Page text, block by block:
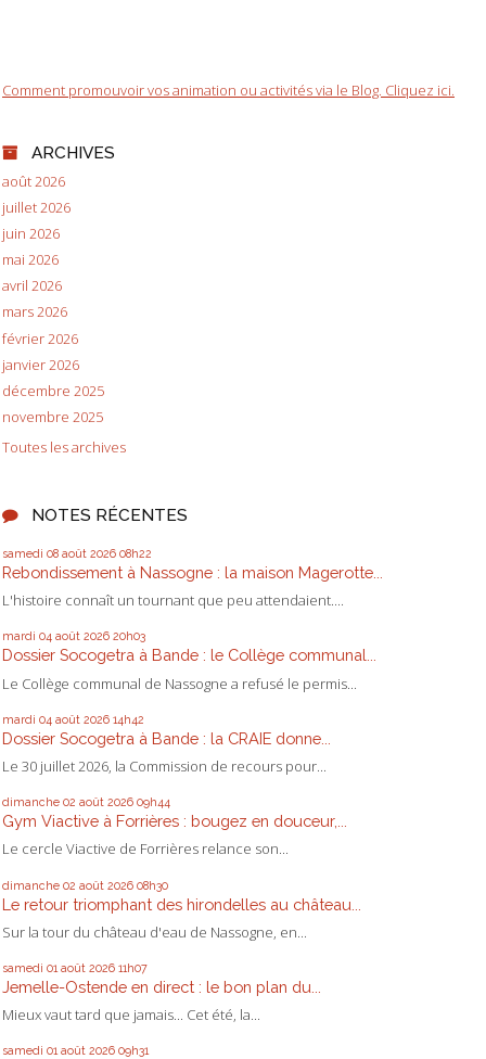
Comment promouvoir vos animation ou activités via le Blog. Cliquez ici.
ARCHIVES
août 2026
juillet 2026
juin 2026
mai 2026
avril 2026
mars 2026
février 2026
janvier 2026
décembre 2025
novembre 2025
Toutes les archives
NOTES RÉCENTES
samedi 08 août 2026 08h22
Rebondissement à Nassogne : la maison Magerotte...
L'histoire connaît un tournant que peu attendaient....
mardi 04 août 2026 20h03
Dossier Socogetra à Bande : le Collège communal...
Le Collège communal de Nassogne a refusé le permis...
mardi 04 août 2026 14h42
Dossier Socogetra à Bande : la CRAIE donne...
Le 30 juillet 2026, la Commission de recours pour...
dimanche 02 août 2026 09h44
Gym Viactive à Forrières : bougez en douceur,...
Le cercle Viactive de Forrières relance son...
dimanche 02 août 2026 08h30
Le retour triomphant des hirondelles au château...
Sur la tour du château d'eau de Nassogne, en...
samedi 01 août 2026 11h07
Jemelle-Ostende en direct : le bon plan du...
Mieux vaut tard que jamais... Cet été, la...
samedi 01 août 2026 09h31